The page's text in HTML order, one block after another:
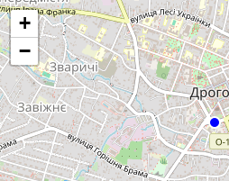
вас час та місце занять і
разом з нами!
+
−